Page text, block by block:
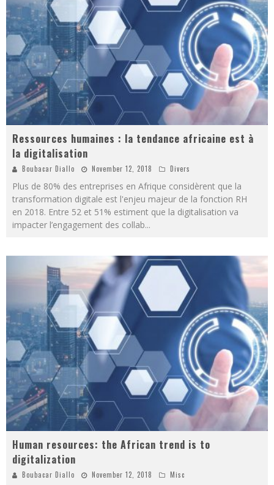
Ressources humaines : la tendance africaine est à
la digitalisation
Boubacar Diallo November 12, 2018 Divers
Plus de 80% des entreprises en Afrique considèrent que la
transformation digitale est l'enjeu majeur de la fonction RH
en 2018. Entre 52 et 51% estiment que la digitalisation va
impacter l’engagement des collab...
Human resources: the African trend is to
digitalization
Boubacar Diallo November 12, 2018 Misc